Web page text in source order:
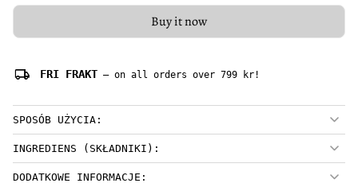
Buy it now
local_shipping FRI FRAKT — on all orders over 799 kr!
SPOSÓB UŻYCIA:
INGREDIENS (SKŁADNIKI):
DODATKOWE INFORMACJE: